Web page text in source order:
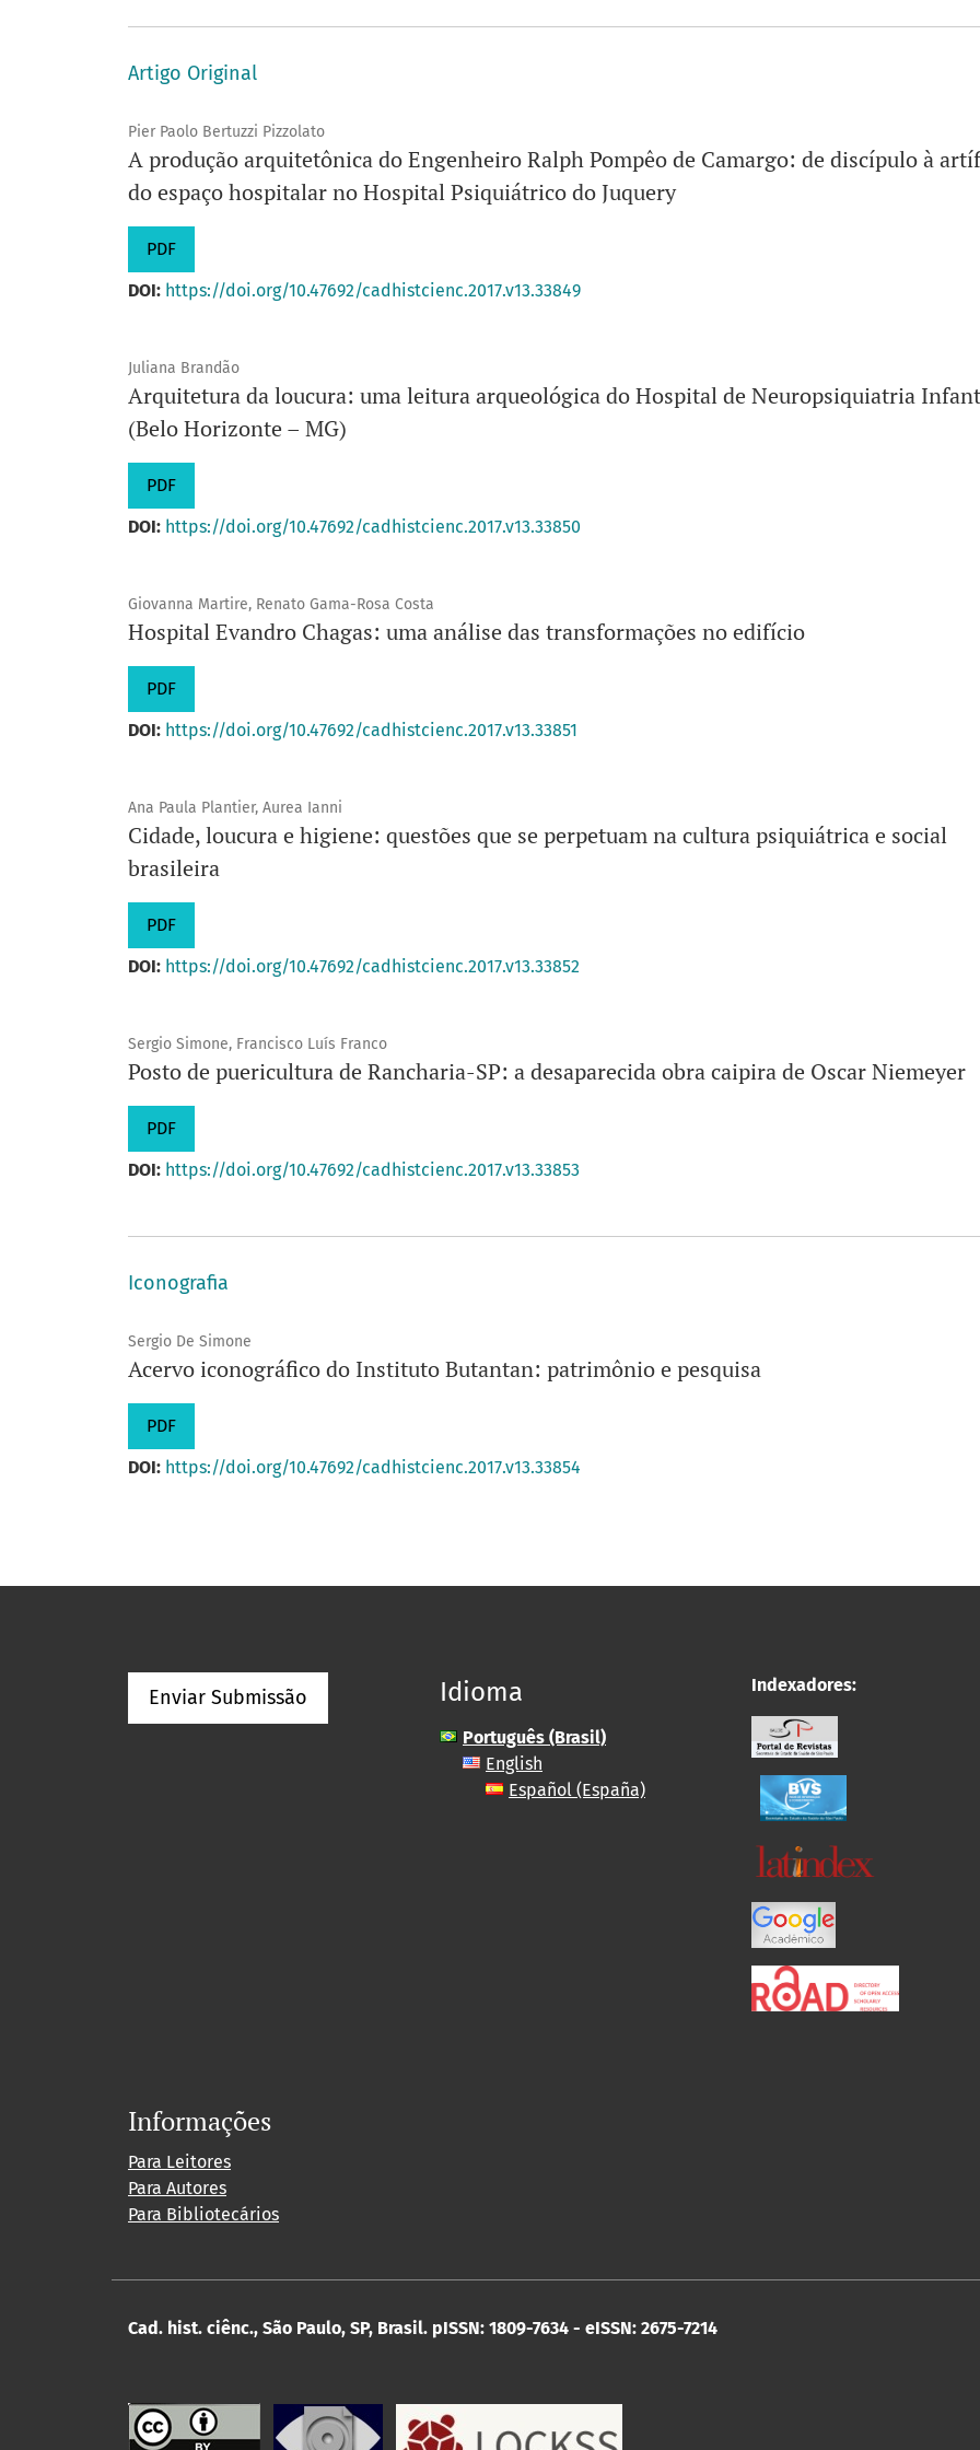
Artigo Original
Pier Paolo Bertuzzi Pizzolato
A produção arquitetônica do Engenheiro Ralph Pompêo de Camargo: de discípulo à
do espaço hospitalar no Hospital Psiquiátrico do Juquery
PDF
DOI: https://doi.org/10.47692/cadhistcienc.2017.v13.33849
Juliana Brandão
Arquitetura da loucura: uma leitura arqueológica do Hospital de Neuropsiquiatria
(Belo Horizonte – MG)
PDF
DOI: https://doi.org/10.47692/cadhistcienc.2017.v13.33850
Giovanna Martire, Renato Gama-Rosa Costa
Hospital Evandro Chagas: uma análise das transformações no edifício
PDF
DOI: https://doi.org/10.47692/cadhistcienc.2017.v13.33851
Ana Paula Plantier, Aurea Ianni
Cidade, loucura e higiene: questões que se perpetuam na cultura psiquiátrica e social
brasileira
PDF
DOI: https://doi.org/10.47692/cadhistcienc.2017.v13.33852
Sergio Simone, Francisco Luís Franco
Posto de puericultura de Rancharia-SP: a desaparecida obra caipira de Oscar Niemeyer
PDF
DOI: https://doi.org/10.47692/cadhistcienc.2017.v13.33853
Iconografia
Sergio De Simone
Acervo iconográfico do Instituto Butantan: patrimônio e pesquisa
PDF
DOI: https://doi.org/10.47692/cadhistcienc.2017.v13.33854
Enviar Submissão Idioma
Português (Brasil)
English
Español (España)
Indexadores:
Informações
Para Leitores
Para Autores
Para Bibliotecários
Cad. hist. ciênc., São Paulo, SP, Brasil. pISSN: 1809-7634 - eISSN: 2675-7214